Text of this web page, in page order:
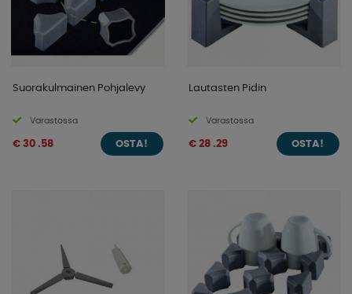
Suorakulmainen Pohjalevy
Varastossa
€ 30 .58 OSTA!
Lautasten Pidin
Varastossa
€ 28 .29 OSTA!